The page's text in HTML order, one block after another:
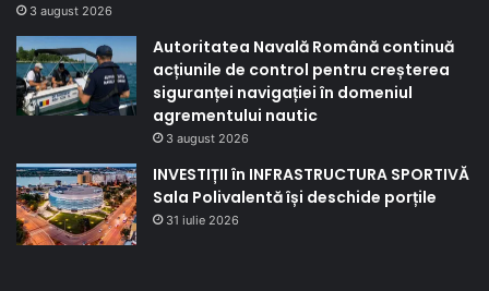
3 august 2026
Autoritatea Navală Română continuă
acțiunile de control pentru creșterea
siguranței navigației în domeniul
agrementului nautic
3 august 2026
INVESTIȚII în INFRASTRUCTURA SPORTIVĂ
Sala Polivalentă își deschide porțile
31 iulie 2026